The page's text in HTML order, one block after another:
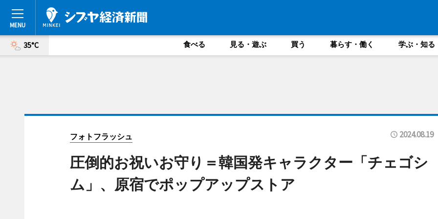
35°C 食べる 見る・遊ぶ 買う 暮らす・働く 学ぶ・知る
フォトフラッシュ 2024.08.19
圧倒的お祝いお守り＝韓国発キャラクター「チェゴシ
ム」、原宿でポップアップストア